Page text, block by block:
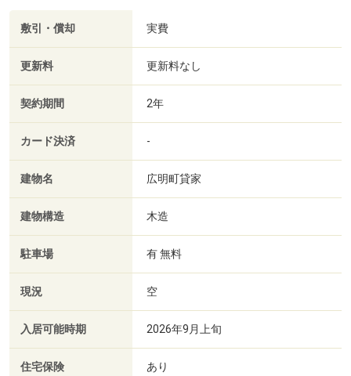
敷引・償却 実費
更新料 更新料なし
契約期間 2年
カード決済 -
建物名 広明町貸家
建物構造 木造
駐車場 有 無料
現況 空
入居可能時期 2026年9月上旬
住宅保険 あり